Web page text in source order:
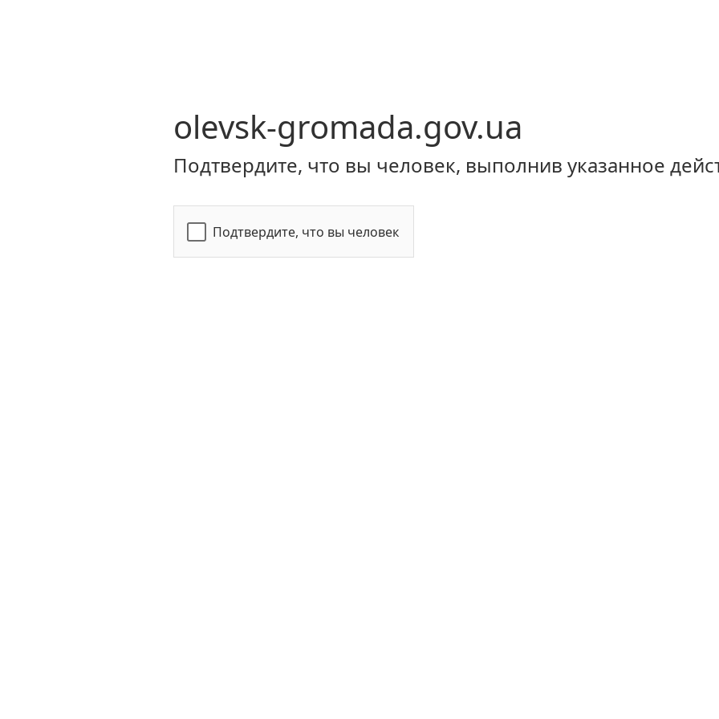
olevsk-gromada.gov.ua
Подтвердите, что вы человек, выполнив указанное
Подтвердите, что вы человек